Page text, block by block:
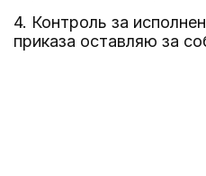
4. Контроль за
приказа оставляю за